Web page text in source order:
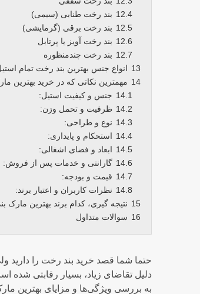
12.4 بند رخت طنابی (سیمی)
12.5 بند رخت برقی (گرمایشی)
12.6 بند رخت آویز یا پرتابل
12.7 بند رخت چندمنظوره
13 انواع جنس بهترین بند رخت تمام
14 مهمترین نکاتی که در خرید بهترین
14.1 جنس و کیفیت استیل:
14.2 ظرفیت و تحمل وزن:
14.3 نوع و طراحی:
14.4 استحکام و پایداری:
14.5 ابعاد و فضای اشغالی:
14.6 گارانتی و خدمات پس از فروش:
14.7 قیمت و بودجه:
14.8 نظرات کاربران و اعتبار برند:
15 نتیجه گیری، کدام برند بهترین
16 سوالات متداول
حتما شما قصد خرید بند رخت را دارید
دلیل تقاضای زیاد، بسیار رقابتی شده
به بررسی ویژگی‌ها و مزایای بهترین